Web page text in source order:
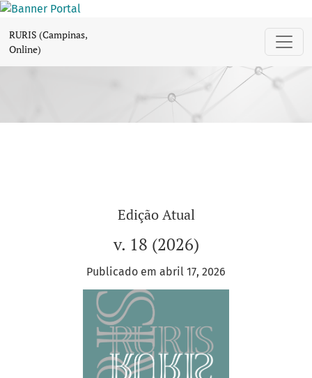
RURIS (Campinas, Online)
RURIS (Campinas,
Online)
Edição Atual
v. 18 (2026)
Publicado em abril 17, 2026